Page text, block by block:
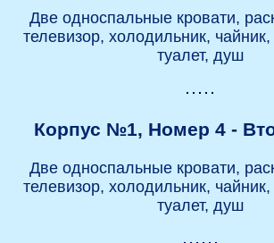
Две односпальные кровати,
телевизор, холодильник,
туалет, душ
Корпус №1, Номер 4 -
Две односпальные кровати,
телевизор, холодильник,
туалет, душ